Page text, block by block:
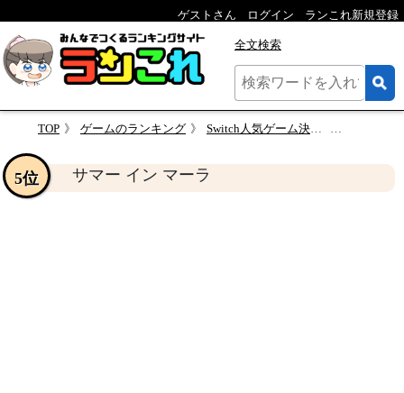
ゲストさん ログイン ランこれ新規登録
全文検索
TOP ゲームのランキング Switch人気ゲーム決定戦！あなたの推しを投票しよう！人気作品ランキング
サマー イン マーラ
5位